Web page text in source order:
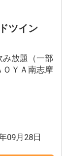
ツイン
み放題（一部
ＯＹＡ南志摩
09月28日